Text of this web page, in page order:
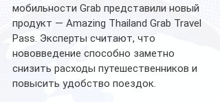
мобильности Grab представили новый
продукт — Amazing Thailand Grab Travel
Pass. Эксперты считают, что
нововведение способно заметно
снизить расходы путешественников и
повысить удобство поездок.